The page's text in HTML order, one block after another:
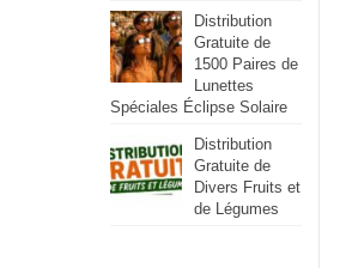
Distribution
Gratuite de
1500 Paires de
Lunettes
Spéciales Éclipse Solaire
Distribution
Gratuite de
Divers Fruits et
de Légumes